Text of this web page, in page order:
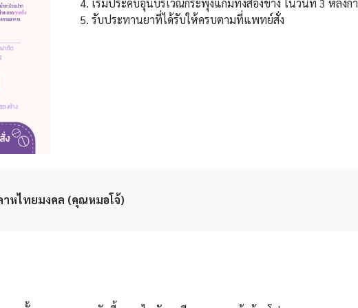
เริ่มประคบอุ่นบริเวณกระพุ้งแก้มทั้งสองข้าง ในวันที่ 3 หลังก
รับประทานยาที่ได้รับให้ครบตามที่แพทย์สั่ง
หไทยมงคล (คุณหมอโจ้)